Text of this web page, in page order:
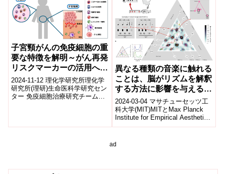
子宮頸がんの免疫細胞の重
要な特徴を解明～がん再発
リスクマーカーの活用へ道
～
2024-11-12 理化学研究所理化学
研究所(理研)生命医科学研究セン
ター 免疫細胞治療研究チームの
異なる種類の音楽に触れる
ことは、脳がリズムを解釈
する方法に影響を与える
(Exposure to different
kinds of music
influences how the brain
interprets rhythm)
2024-03-04 マサチューセッツ工
科大学(MIT)MITとMax Planck
Institute for Empirical Aesthetics
の研究...
ad